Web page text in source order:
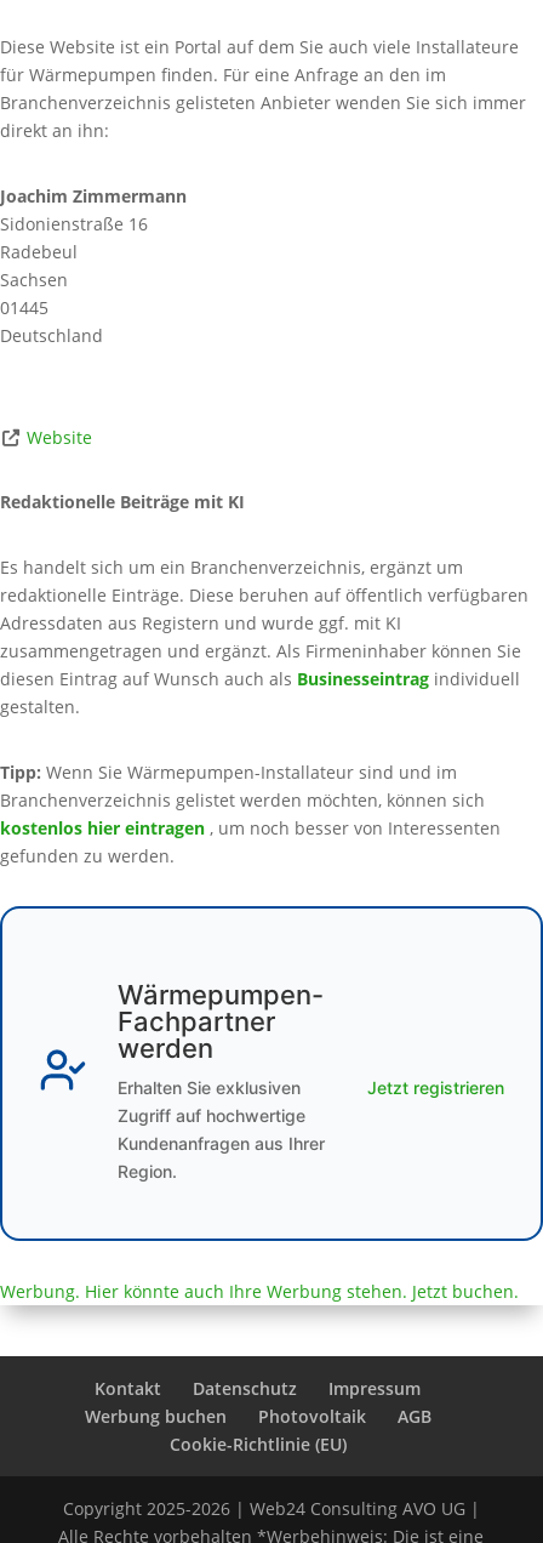
Diese Website ist ein Portal auf dem Sie auch viele Installateure
für Wärmepumpen finden. Für eine Anfrage an den im
Branchenverzeichnis gelisteten Anbieter wenden Sie sich immer
direkt an ihn:
Joachim Zimmermann
Sidonienstraße 16
Radebeul
Sachsen
01445
Deutschland
Website
Redaktionelle Beiträge mit KI
Es handelt sich um ein Branchenverzeichnis, ergänzt um
redaktionelle Einträge. Diese beruhen auf öffentlich verfügbaren
Adressdaten aus Registern und wurde ggf. mit KI
zusammengetragen und ergänzt. Als Firmeninhaber können Sie
diesen Eintrag auf Wunsch auch als Businesseintrag individuell
gestalten.
Tipp: Wenn Sie Wärmepumpen-Installateur sind und im
Branchenverzeichnis gelistet werden möchten, können sich
kostenlos hier eintragen , um noch besser von Interessenten
gefunden zu werden.
Wärmepumpen-
Fachpartner
werden
Erhalten Sie exklusiven
Zugriff auf hochwertige
Kundenanfragen aus Ihrer
Region.
Jetzt registrieren
Werbung. Hier könnte auch Ihre Werbung stehen. Jetzt buchen.
Kontakt Datenschutz
Impressum
Werbung buchen
Photovoltaik
AGB
Cookie-Richtlinie (EU)
Copyright 2025-2026 | Web24 Consulting AVO UG |
Alle Rechte vorbehalten *Werbehinweis: Die ist eine